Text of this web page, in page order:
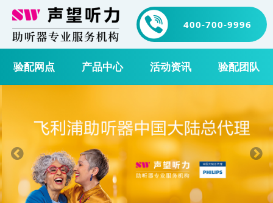
400-700-9996
验配网点 产品中心 活动资讯 验配团队